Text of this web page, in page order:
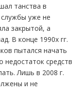
танства в
службы уже не
закрытой, а
В конце 1990х гг.
пытался начать
недостаток средств
Лишь в 2008 г.
и не